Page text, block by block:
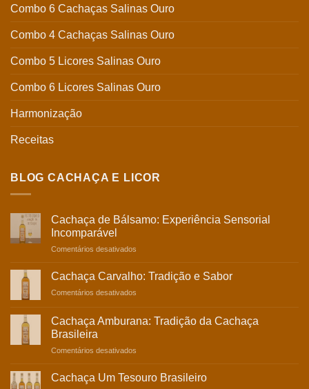
Combo 6 Cachaças Salinas Ouro
Combo 4 Cachaças Salinas Ouro
Combo 5 Licores Salinas Ouro
Combo 6 Licores Salinas Ouro
Harmonização
Receitas
BLOG CACHAÇA E LICOR
Cachaça de Bálsamo: Experiência Sensorial
Incomparável
Comentários desativados
de
Incomparável
Cachaça Carvalho: Tradição e Sabor
Comentários desativados
Carvalho:
Tradição
Cachaça Amburana: Tradição da Cachaça
Brasileira
Comentários desativados
Amburana:
Cachaça Um Tesouro Brasileiro